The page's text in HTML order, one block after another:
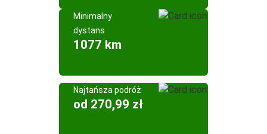
Minimalny
dystans
1077 km
Najtańsza podróż
od 270,99 zł